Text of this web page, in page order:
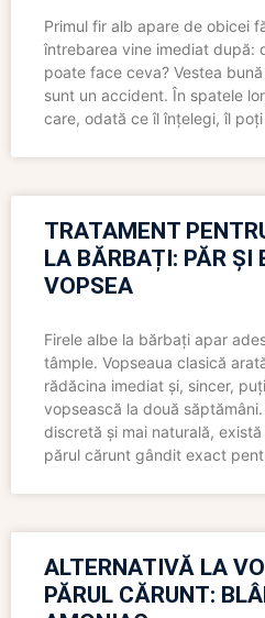
Primul fir alb apare de obicei
întrebarea vine imediat după:
poate face ceva? Vestea
sunt un accident. În spatele
care, odată ce îl înțelegi, îl
TRATAMENT
LA BĂRBAȚI: PĂR ȘI
VOPSEA
Firele albe la bărbați apar
tâmple. Vopseaua clasică
rădăcina imediat și, sincer,
vopsească la două
discretă și mai naturală,
părul cărunt gândit exact
ALTERNATIVĂ LA
PĂRUL CĂRUNT: